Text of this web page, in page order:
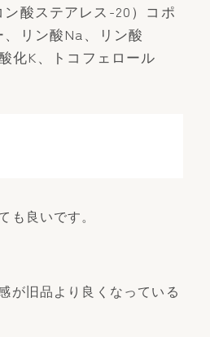
酸ステアレス-20）コポ
、リン酸Na、リン酸
化K、トコフェロール
も良いです。
が旧品より良くなっている